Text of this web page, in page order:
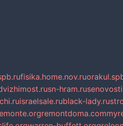
fisika.home.nov.ru
sn-hram.ru
israelsale.rublack-lady.ru
remontdoma.com